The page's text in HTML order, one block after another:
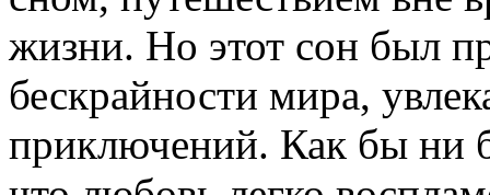
жизни. Но этот сон был
бескрайности мира,
приключений. Как бы ни